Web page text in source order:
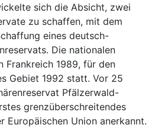
sich die Absicht, zwei
zu schaffen, mit dem
eines deutsch-
Die nationalen
Frankreich 1989, für den
Gebiet 1992 statt. Vor 25
Pfälzerwald-
grenzüberschreitendes
Europäischen Union anerkannt.